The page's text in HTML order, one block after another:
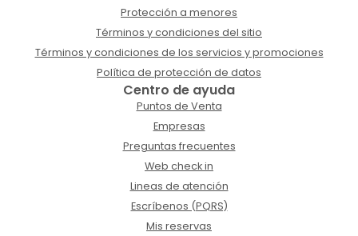
Protección a menores
Términos y condiciones del sitio
Términos y condiciones de los servicios y promociones
Política de protección de datos
Centro de ayuda
Puntos de Venta
Empresas
Preguntas frecuentes
Web check in
Lineas de atención
Escríbenos (PQRS)
Mis reservas